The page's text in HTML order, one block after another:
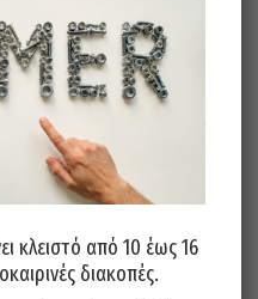
Στο Καλάθι
κλειστό από 10 έως 16
διακοπές.